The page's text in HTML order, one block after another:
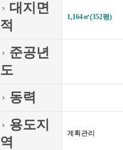
대지면
적
1,164㎡(352평)
준공년
도
동력
용도지
역
계획관리